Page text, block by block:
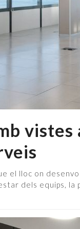
el lloc on
dels equips,